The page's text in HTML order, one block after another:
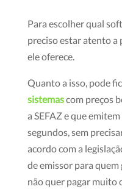
Para escolher qual
preciso estar atento a
ele oferece.
Quanto a isso, pode
sistemascom preços
a SEFAZ e que
segundos, sem
acordo com a
de emissor para quem
não quer pagar muito